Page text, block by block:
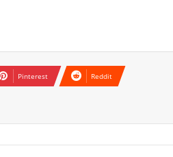
Pinterest Reddit